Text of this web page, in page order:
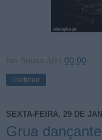
Ivo Sousa à(s) 00:00
Partilhar
SEXTA-FEIRA, 29 DE
Grua